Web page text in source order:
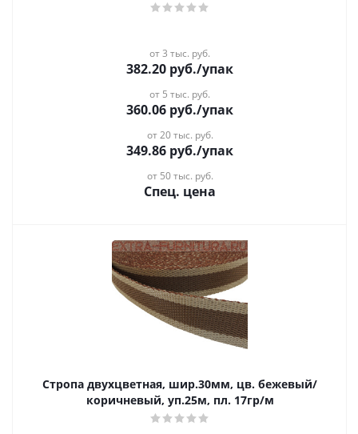
от 3 тыс. руб.
382.20 руб./упак
от 5 тыс. руб.
360.06 руб./упак
от 20 тыс. руб.
349.86 руб./упак
от 50 тыс. руб.
Спец. цена
Стропа двухцветная, шир.30мм, цв. бежевый/
коричневый, уп.25м, пл. 17гр/м